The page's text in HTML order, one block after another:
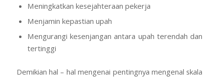
Meningkatkan kesejahteraan pekerja
Menjamin kepastian upah
Mengurangi kesenjangan antara upah terendah dan
tertinggi
Demikian hal – hal mengenai pentingnya mengenal skala